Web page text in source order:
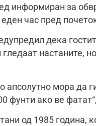
информиран за
час пред
дека
настаните,
апсолутно мора да
фунти ако ве
од 1985 година,